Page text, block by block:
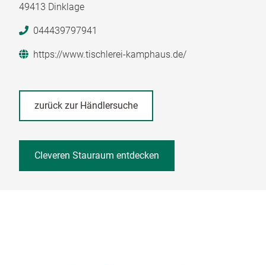
49413 Dinklage
044439797941
https://www.tischlerei-kamphaus.de/
zurück zur Händlersuche
Cleveren Stauraum entdecken